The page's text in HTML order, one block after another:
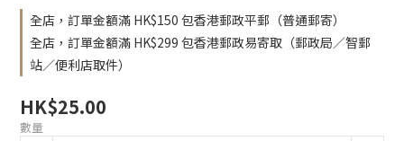
全店，訂單金額滿 HK$150 包香港郵政平郵（普通郵寄）
全店，訂單金額滿 HK$299 包香港郵政易寄取（郵政局／智郵
站／便利店取件）
HK$25.00
數量